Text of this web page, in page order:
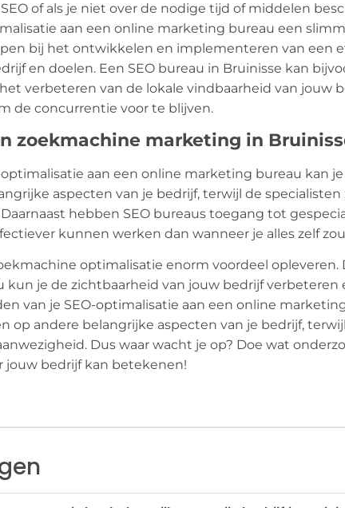
of als je niet over de nodige tijd of middelen
aan een online marketing bureau een
bij het ontwikkelen en implementeren van een
en doelen. Een SEO bureau in Bruinisse kan
verbeteren van de lokale vindbaarheid van jouw
de concurrentie voor te blijven.
zoekmachine marketing in
aan een online marketing bureau kan
aspecten van je bedrijf, terwijl de
hebben SEO bureaus toegang tot
kunnen werken dan wanneer je alles zelf
optimalisatie enorm voordeel opleveren.
kun je de zichtbaarheid van jouw bedrijf verbeteren
van je SEO-optimalisatie aan een online
op andere belangrijke aspecten van je bedrijf,
Dus waar wacht je op? Doe wat
jouw bedrijf kan betekenen!